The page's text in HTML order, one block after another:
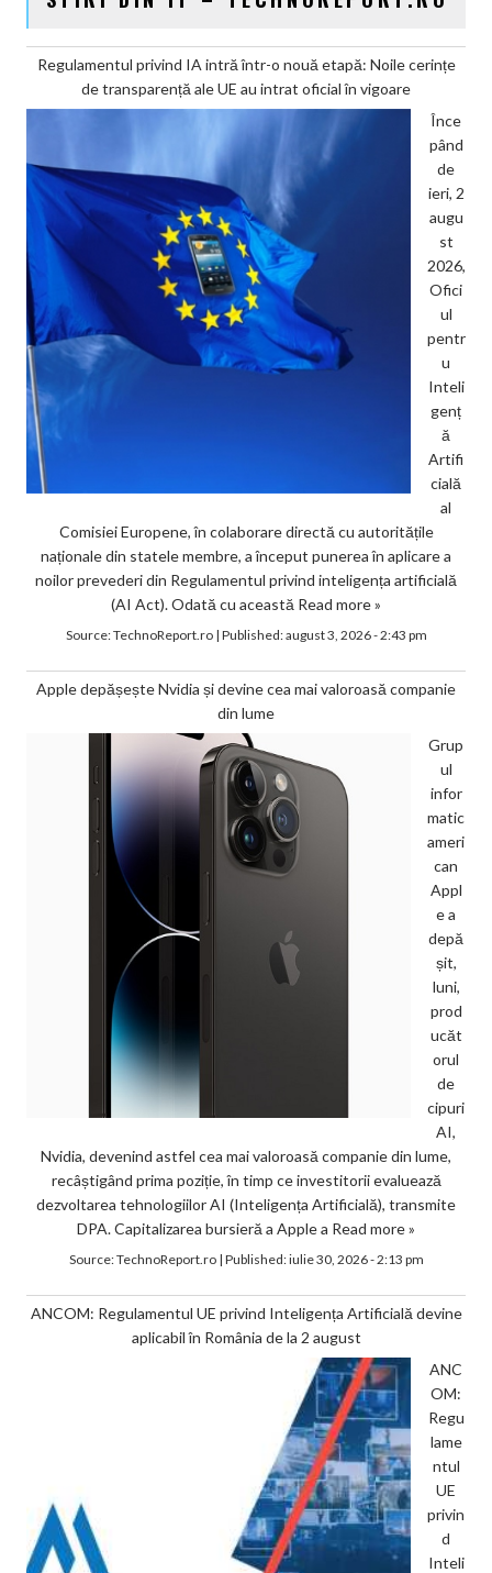
Regulamentul privind IA intră într-o nouă etapă: Noile cerințe
de transparență ale UE au intrat oficial în vigoare
Înce
pând
de
ieri, 2
augu
st
2026,
Ofici
ul
pentr
u
Inteli
genț
ă
Artifi
cială
al
Comisiei Europene, în colaborare directă cu autoritățile
naționale din statele membre, a început punerea în aplicare a
noilor prevederi din Regulamentul privind inteligența artificială
(AI Act). Odată cu această Read more »
Source:TechnoReport.ro| Published:august 3, 2026 - 2:43 pm
Apple depășește Nvidia și devine cea mai valoroasă companie
din lume
Grup
ul
infor
matic
ameri
can
Appl
e a
depă
șit,
luni,
prod
ucăt
orul
de
cipuri
AI,
Nvidia, devenind astfel cea mai valoroasă companie din lume,
recâștigând prima poziție, în timp ce investitorii evaluează
dezvoltarea tehnologiilor AI (Inteligența Artificială), transmite
DPA. Capitalizarea bursieră a Apple a Read more »
Source:TechnoReport.ro| Published:iulie 30, 2026 - 2:13 pm
ANCOM: Regulamentul UE privind Inteligența Artificială devine
aplicabil în România de la 2 august
ANC
OM:
Regu
lame
ntul
UE
privin
d
Inteli